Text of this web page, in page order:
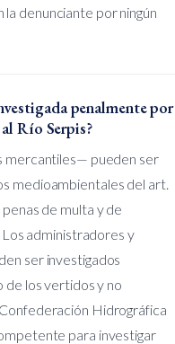
denunciante por ningún
penalmente por
Río Serpis?
mercantiles— pueden ser
medioambientales del art.
de multa y de
administradores y
ser investigados
de los vertidos y no
Hidrográfica
para investigar